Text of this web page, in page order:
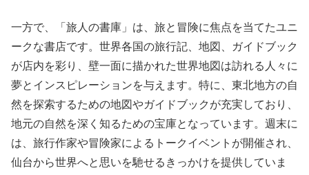
一方で、「旅人の書庫」は、旅と冒険に焦点を当てたユニ
ークな書店です。世界各国の旅行記、地図、ガイドブック
が店内を彩り、壁一面に描かれた世界地図は訪れる人々に
夢とインスピレーションを与えます。特に、東北地方の自
然を探索するための地図やガイドブックが充実しており、
地元の自然を深く知るための宝庫となっています。週末に
は、旅行作家や冒険家によるトークイベントが開催され、
仙台から世界へと思いを馳せるきっかけを提供していま